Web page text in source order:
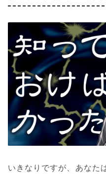
いきなりですが、あなた